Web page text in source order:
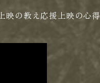
映の教え応援上映の心得